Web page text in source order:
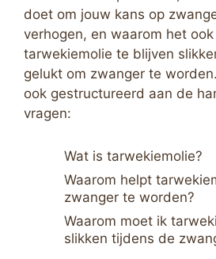
doet om jouw kans op
verhogen, en waarom het
tarwekiemolie te blijven
gelukt om zwanger te
ook gestructureerd aan de
vragen:
Wat is tarwekiemolie?
Waarom helpt
zwanger te worden?
Waarom moet ik
slikken tijdens de